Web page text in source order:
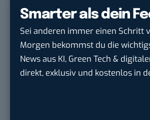
Smarter als dein
Sei anderen immer einen Schritt
Morgen bekommst du die
News aus KI, Green Tech &
direkt, exklusiv und kostenlos in
Tech-Journalismus unterstützen.
Auch interessant:
Schluss mit russischer Zensur:
Zugang über Tor-Browser an